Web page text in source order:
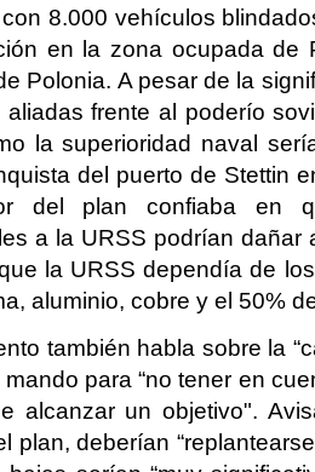
con 8.000 vehículos
en la zona ocupada de
Polonia. A pesar de la
aliadas frente al poderío
la superioridad naval
del puerto de Stettin
del plan confiaba en
a la URSS podrían dañar
la URSS dependía de
aluminio, cobre y el 50%
también habla sobre la
para “no tener en
alcanzar un objetivo".
plan, deberían